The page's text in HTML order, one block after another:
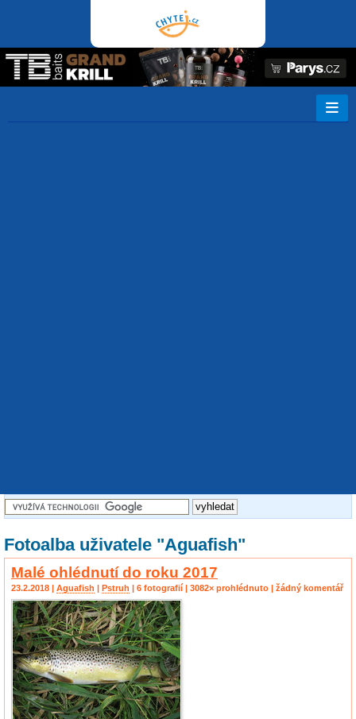
Fotoalba uživatele "Aguafish"
Malé ohlédnutí do roku 2017
23.2.2018 | Aguafish | Pstruh | 6 fotografií | 3082× prohlédnuto | žádný komentář